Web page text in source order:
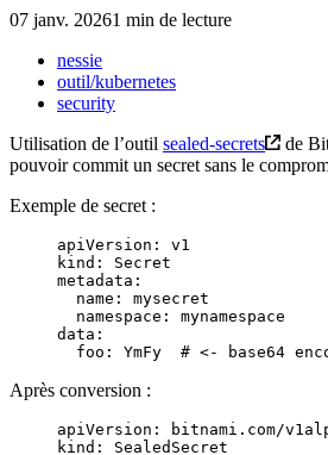
07 janv. 20261 min de lecture
nessie
outil/kubernetes
security
Utilisation de l’outil sealed-secrets
de
pouvoir commit un secret sans le
Exemple de secret :
apiVersion :
v1
kind :
Secret
metadata :
  name
:
mysecret
  namespace
:
mynamespace
data :
  foo
: YmFy
  #
<- base64
Après conversion :
apiVersion :
bitnami.com/
kind :
SealedSecret